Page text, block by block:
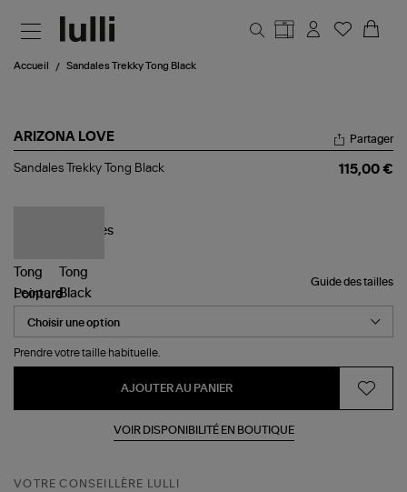
Accueil Sandales Trekky Tong Black
ARIZONA LOVE
Sandales
Partager
Sandales Trekky Tong Black 115,00 €
Guide des tailles
Pointure
Prendre votre taille habituelle.
AJOUTER AU PANIER
VOIR DISPONIBILITÉ EN BOUTIQUE
VOTRE CONSEILLÈRE LULLI